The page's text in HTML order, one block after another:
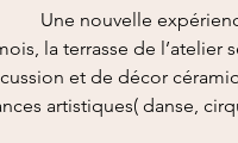
Une nouvelle
la terrasse de l’atelier
et de décor
artistiques( danse,